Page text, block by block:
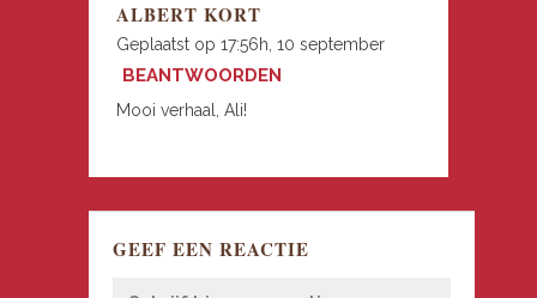
ALBERT KORT
Geplaatst op 17:56h, 10 september
BEANTWOORDEN
Mooi verhaal, Ali!
GEEF EEN REACTIE